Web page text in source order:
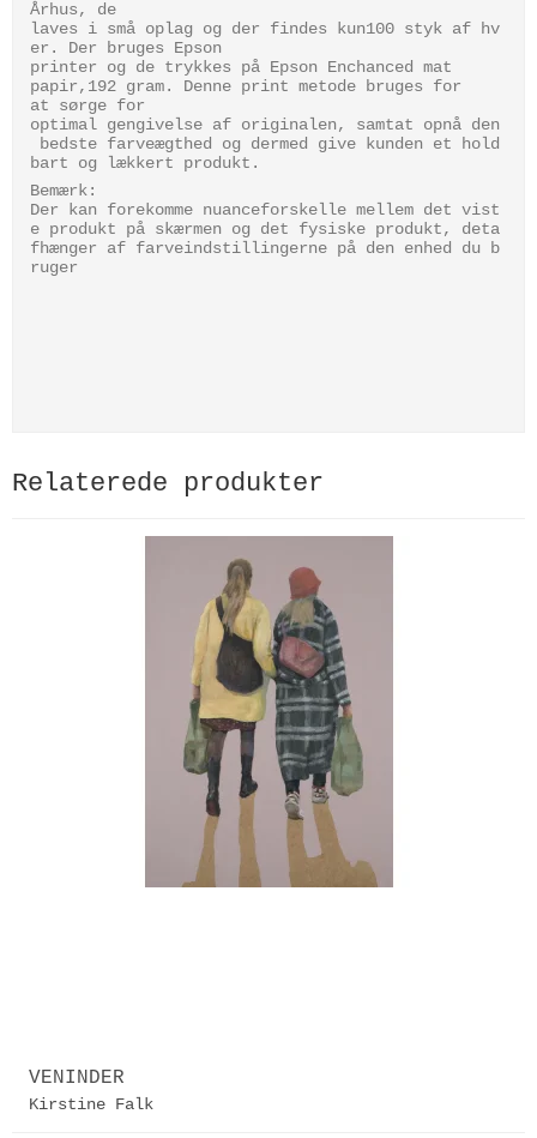
Århus, de
laves i små oplag og der findes kun100 styk af hv
er. Der bruges Epson
printer og de trykkes på Epson Enchanced mat
papir,192 gram. Denne print metode bruges for
at sørge for
optimal gengivelse af originalen, samtat opnå den
bedste farveægthed og dermed give kunden et hold
bart og lækkert produkt.
Bemærk:
Der kan forekomme nuanceforskelle mellem det vist
e produkt på skærmen og det fysiske produkt, deta
fhænger af farveindstillingerne på den enhed du b
ruger
Relaterede produkter
VENINDER
Kirstine Falk